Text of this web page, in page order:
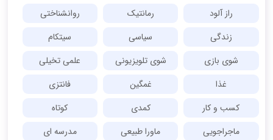
راز آلود
رمانتیک
روانشناختی
زندگی
سیاسی
سیتکام
شوی بازی
شوی تلویزیونی
علمی تخیلی
غذا
غمگین
فانتزی
کسب و کار
کمدی
کوتاه
ماجراجویی
ماورا طبیعی
مدرسه ای